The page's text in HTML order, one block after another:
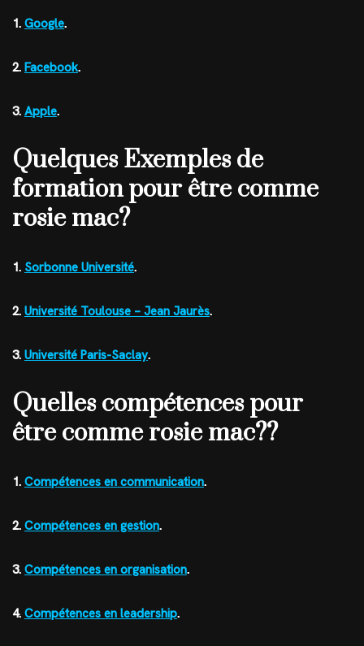
1. Google.
2. Facebook.
3. Apple.
Quelques Exemples de
formation pour être comme
rosie mac?
1. Sorbonne Université.
2. Université Toulouse – Jean Jaurès.
3. Université Paris-Saclay.
Quelles compétences pour
être comme rosie mac??
1. Compétences en communication.
2. Compétences en gestion.
3. Compétences en organisation.
4. Compétences en leadership.